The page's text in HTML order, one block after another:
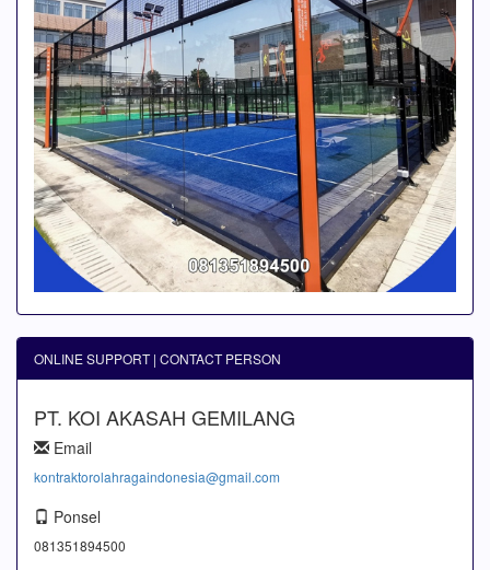
ONLINE SUPPORT | CONTACT PERSON
PT. KOI AKASAH GEMILANG
Email
kontraktorolahragaindonesia@gmail.com
Ponsel
081351894500